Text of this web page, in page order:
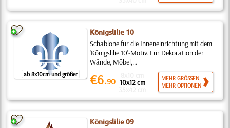
ab 8x10cm und größer
Königslilie 10
Schablone für die Inneneinrichtung mit dem
'Königslilie 10'-Motiv. Für Dekoration der
Wände, Möbel,...
€6.90 10x12 cm
MEHR GRÖSSEN,
MEHR OPTIONEN
Königslilie 09